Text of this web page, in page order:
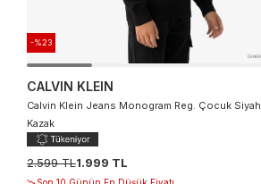
-%23
CALVIN KLEIN
Calvin Klein Jeans Monogram Reg. Çocuk Siyah
Kazak
2.599 TL1.999 TL